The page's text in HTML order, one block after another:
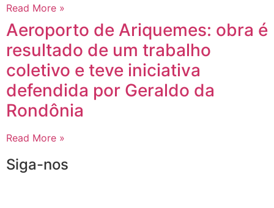
Read More »
Aeroporto de Ariquemes: obra é
resultado de um trabalho
coletivo e teve iniciativa
defendida por Geraldo da
Rondônia
Read More »
Siga-nos